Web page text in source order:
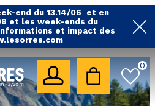
end du 13.14/06 et en
et les week-ends du
et impact des
0
nos locations